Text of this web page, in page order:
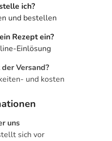
ich?
und bestellen
Rezept ein?
Einlösung
Versand?
und kosten
uns
sich vor